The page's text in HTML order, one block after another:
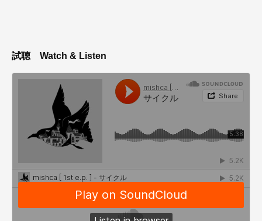
試聴 Watch & Listen